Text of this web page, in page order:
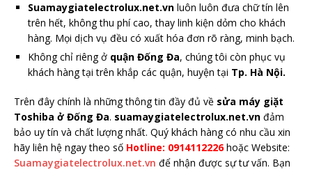
Suamaygiatelectrolux.net.vn luôn luôn đưa chữ tín lên
trên hết, không thu phí cao, thay linh kiện dỏm cho khách
hàng. Mọi dịch vụ đều có xuất hóa đơn rõ ràng, minh bạch.
Không chỉ riêng ở quận Đống Đa, chúng tôi còn phục vụ
khách hàng tại trên khắp các quận, huyện tại Tp. Hà Nội.
Trên đây chính là những thông tin đầy đủ về sửa máy giặt
Toshiba ở Đống Đa. suamaygiatelectrolux.net.vn đảm
bảo uy tín và chất lượng nhất. Quý khách hàng có nhu cầu xin
hãy liên hệ ngay theo số Hotline: 0914112226hoặc Website:
Suamaygiatelectrolux.net.vn để nhận được sự tư vấn. Bạn